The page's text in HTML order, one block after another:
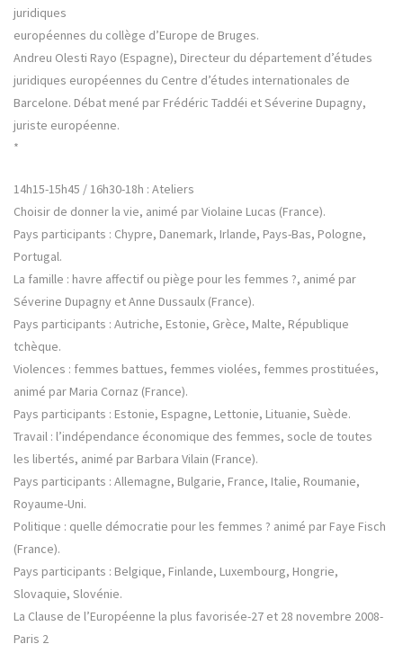
juridiques
européennes du collège d’Europe de Bruges.
Andreu Olesti Rayo (Espagne), Directeur du département d’études
juridiques européennes du Centre d’études internationales de
Barcelone. Débat mené par Frédéric Taddéi et Séverine Dupagny,
juriste européenne.
*
14h15-15h45 / 16h30-18h : Ateliers
Choisir de donner la vie, animé par Violaine Lucas (France).
Pays participants : Chypre, Danemark, Irlande, Pays-Bas, Pologne,
Portugal.
La famille : havre affectif ou piège pour les femmes ?, animé par
Séverine Dupagny et Anne Dussaulx (France).
Pays participants : Autriche, Estonie, Grèce, Malte, République
tchèque.
Violences : femmes battues, femmes violées, femmes prostituées,
animé par Maria Cornaz (France).
Pays participants : Estonie, Espagne, Lettonie, Lituanie, Suède.
Travail : l’indépendance économique des femmes, socle de toutes
les libertés, animé par Barbara Vilain (France).
Pays participants : Allemagne, Bulgarie, France, Italie, Roumanie,
Royaume-Uni.
Politique : quelle démocratie pour les femmes ? animé par Faye Fisch
(France).
Pays participants : Belgique, Finlande, Luxembourg, Hongrie,
Slovaquie, Slovénie.
La Clause de l’Européenne la plus favorisée-27 et 28 novembre 2008-
Paris 2